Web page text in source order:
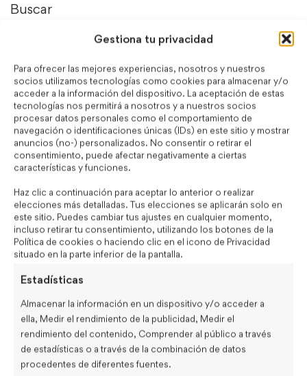
Gestiona tu privacidad
Para ofrecer las mejores experiencias, nosotros y nuestros
socios utilizamos tecnologías como cookies para almacenar y/o
acceder a la información del dispositivo. La aceptación de estas
tecnologías nos permitirá a nosotros y a nuestros socios
procesar datos personales como el comportamiento de
navegación o identificaciones únicas (IDs) en este sitio y mostrar
anuncios (no-) personalizados. No consentir o retirar el
consentimiento, puede afectar negativamente a ciertas
características y funciones.
Haz clic a continuación para aceptar lo anterior o realizar
elecciones más detalladas. Tus elecciones se aplicarán solo en
este sitio. Puedes cambiar tus ajustes en cualquier momento,
incluso retirar tu consentimiento, utilizando los botones de la
Política de cookies o haciendo clic en el icono de Privacidad
situado en la parte inferior de la pantalla.
Estadísticas
Almacenar la información en un dispositivo y/o acceder a
ella, Medir el rendimiento de la publicidad, Medir el
rendimiento del contenido, Comprender al público a través
de estadísticas o a través de la combinación de datos
procedentes de diferentes fuentes.
Buscar
for:
Categorías
Adjetivos
Blog
EMPRESAS
Exámenes Oficiales
INGLÉS GENERAL
Inglés laboral